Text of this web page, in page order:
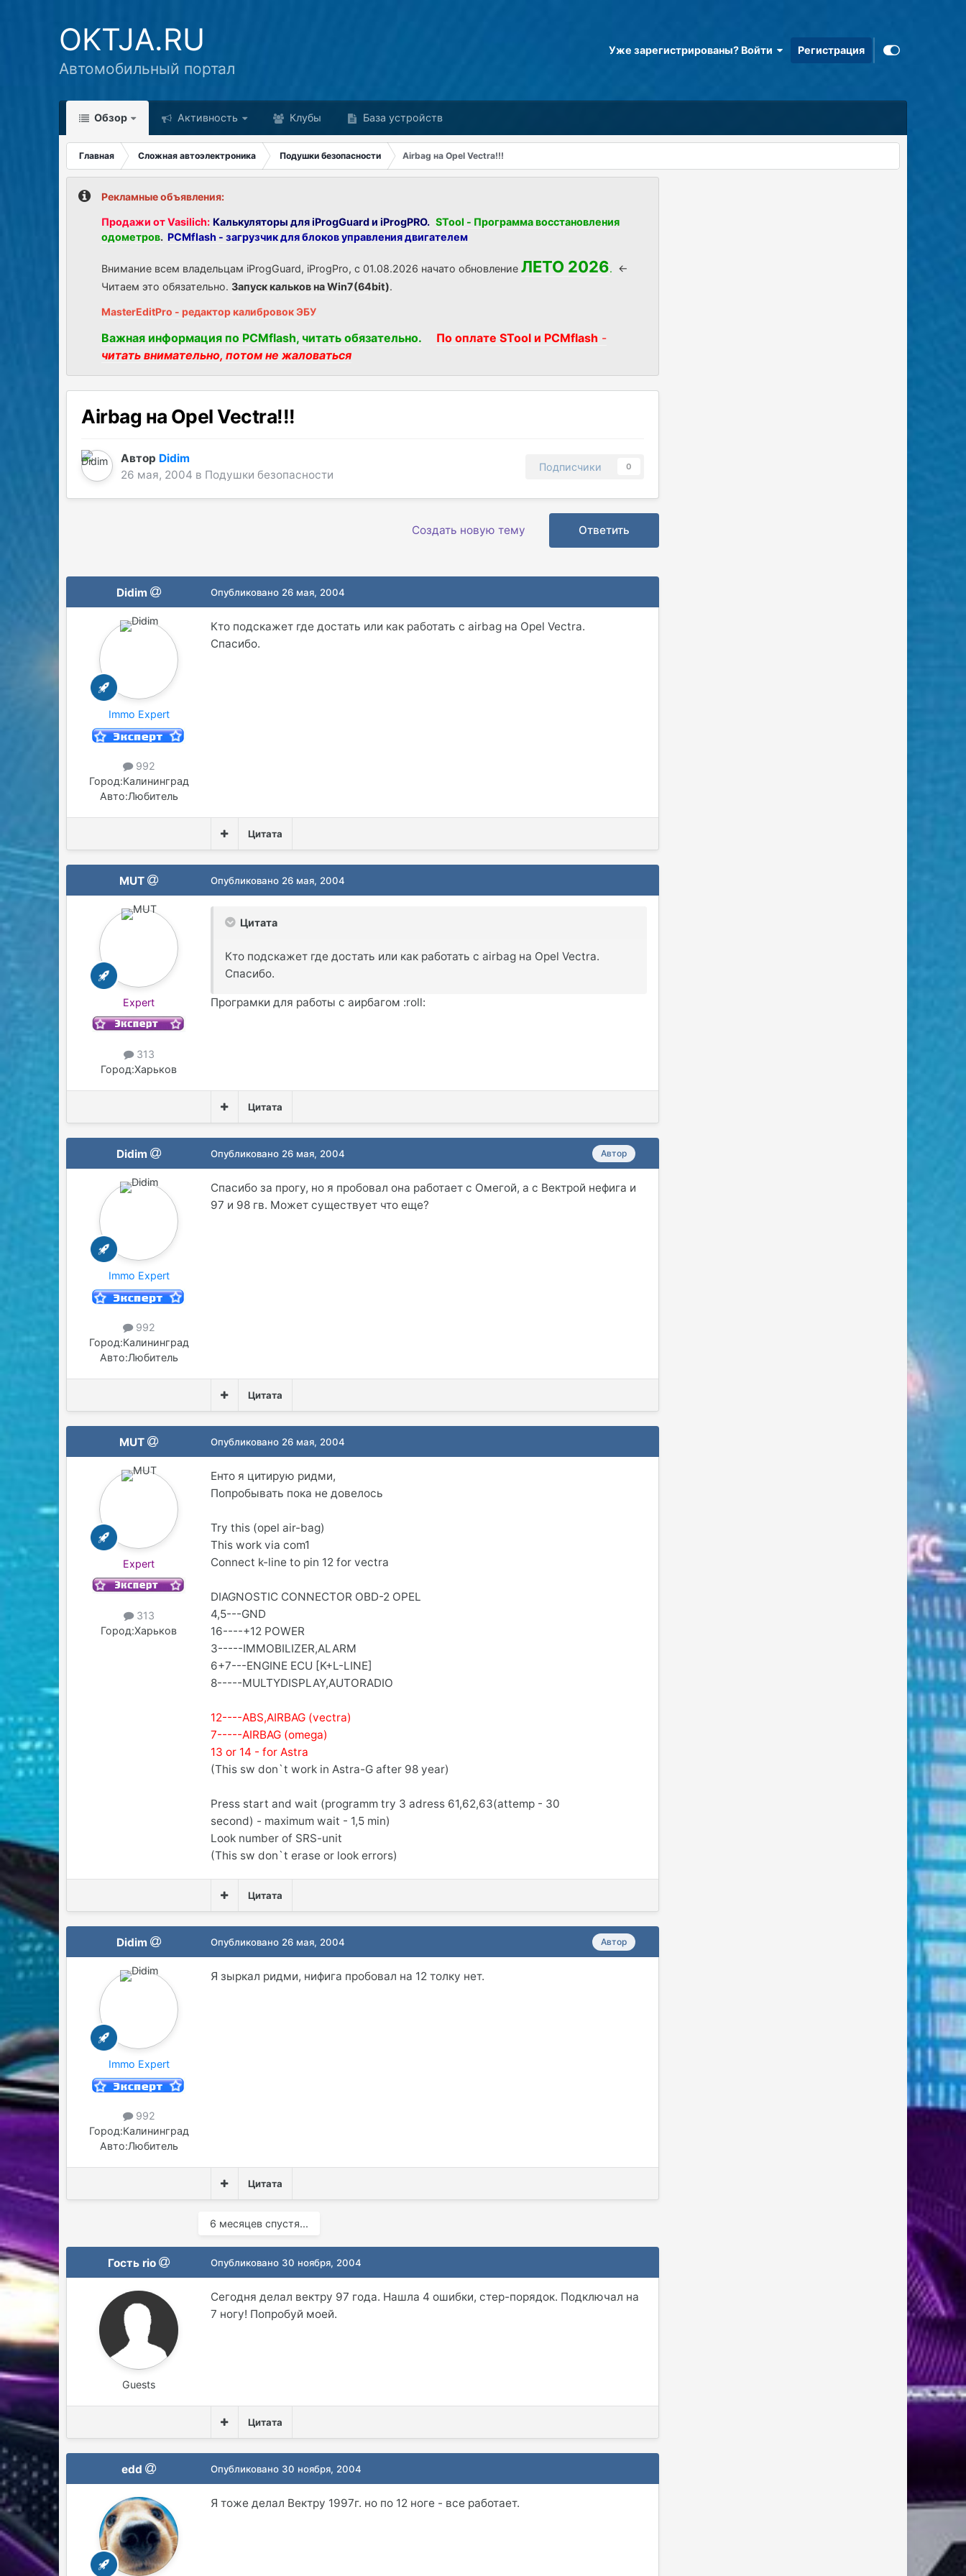
OKTJA.RU
Автомобильный портал
Уже зарегистрированы? Войти Регистрация
Обзор Активность Клубы База устройств
Главная Сложная автоэлектроника Подушки безопасности Airbag на Opel Vectra!!!
Рекламные объявления:
Продажи от Vasilich: Калькуляторы для iProgGuard и iProgPRO. STool - Программа восстановления
одометров. PCMflash - загрузчик для блоков управления двигателем
Внимание всем владельцам iProgGuard, iProgPro, с 01.08.2026 начато обновлениеЛЕТО 2026. <-
Читаем это обязательно.Запуск кальков на Win7(64bit).
MasterEditPro - редактор калибровок ЭБУ
Важная информация по PCMflash, читать обязательно. По оплате STool и PCMflash -
читать внимательно, потом не жаловаться
Airbag на Opel Vectra!!!
Автор Didim
26 мая, 2004 в Подушки безопасности
Подписчики 0
Ответить
Создать новую тему
Didim
Immo Expert
992
Город:Калининград
Авто:Любитель
Опубликовано 26 мая, 2004
Кто подскажет где достать или как работать с airbag на Opel Vectra.
Спасибо.
Цитата
MUT
Expert
313
Город:Харьков
Опубликовано 26 мая, 2004
Цитата
Кто подскажет где достать или как работать с airbag на Opel Vectra.
Спасибо.
Програмки для работы с аирбагом :roll:
Цитата
Didim
Immo Expert
992
Город:Калининград
Авто:Любитель
Автор
Опубликовано 26 мая, 2004
Спасибо за прогу, но я пробовал она работает с Омегой, а с Вектрой нефига и
97 и 98 гв. Может существует что еще?
Цитата
MUT
Expert
313
Город:Харьков
Опубликовано 26 мая, 2004
Енто я цитирую ридми,
Попробывать пока не довелось
Try this (opel air-bag)
This work via com1
Connect k-line to pin 12 for vectra
DIAGNOSTIC CONNECTOR OBD-2 OPEL
4,5---GND
16----+12 POWER
3-----IMMOBILIZER,ALARM
6+7---ENGINE ECU [K+L-LINE]
8-----MULTYDISPLAY,AUTORADIO
12----ABS,AIRBAG (vectra)
7-----AIRBAG (omega)
13 or 14 - for Astra
(This sw don`t work in Astra-G after 98 year)
Press start and wait (programm try 3 adress 61,62,63(attemp - 30
second) - maximum wait - 1,5 min)
Look number of SRS-unit
(This sw don`t erase or look errors)
Цитата
Didim
Immo Expert
992
Город:Калининград
Авто:Любитель
Автор
Опубликовано 26 мая, 2004
Я зыркал ридми, нифига пробовал на 12 толку нет.
Цитата
6 месяцев спустя...
Гость rio
Guests
Опубликовано 30 ноября, 2004
Сегодня делал вектру 97 года. Нашла 4 ошибки, стер-порядок. Подключал на
7 ногу! Попробуй моей.
Цитата
edd Опубликовано 30 ноября, 2004
Я тоже делал Вектру 1997г. но по 12 ноге - все работает.